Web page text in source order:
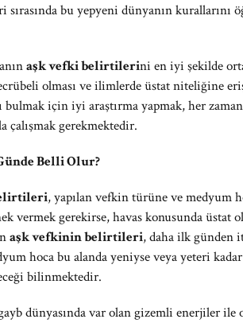
bu yepyeni dünyanın kurallarını
aşk vefki belirtilerini en iyi şekilde
olması ve ilimlerde üstat niteliğine
bulmak için iyi araştırma yapmak, her
çalışmak gerekmektedir.
Belli Olur?
, yapılan vefkin türüne ve medyum
vermek gerekirse, havas konusunda
aşk vefkinin belirtileri, daha ilk günden
hoca bu alanda yeniyse veya yeteri
bilinmektedir.
dünyasında var olan gizemli enerjiler ile